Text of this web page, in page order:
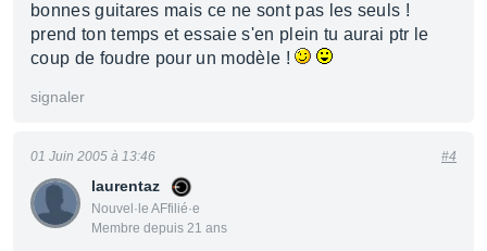
bonnes guitares mais ce ne sont pas les seuls !
prend ton temps et essaie s'en plein tu aurai ptr le
coup de foudre pour un modèle !
signaler
laurentaz
Nouvel·le AFfilié·e
Membre depuis 21 ans
01 Juin 2005 à 13:46 #4